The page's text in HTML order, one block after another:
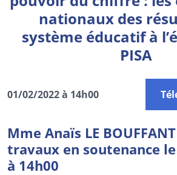
nationaux des
système éducatif à
PISA
01/02/2022 à 14h00
Mme Anaïs LE
travaux en soutenance
à 14h00